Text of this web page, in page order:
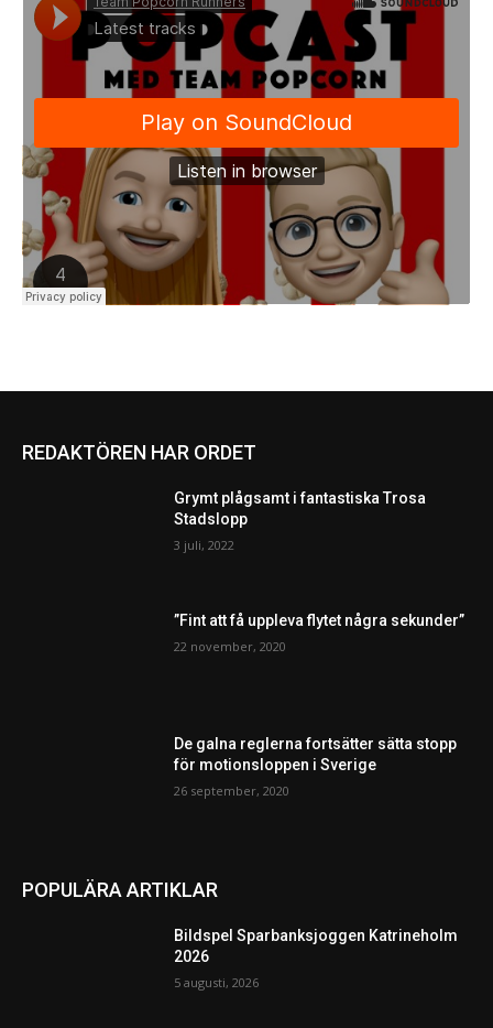
REDAKTÖREN HAR ORDET
Grymt plågsamt i fantastiska Trosa
Stadslopp
3 juli, 2022
”Fint att få uppleva flytet några sekunder”
22 november, 2020
De galna reglerna fortsätter sätta stopp
för motionsloppen i Sverige
26 september, 2020
POPULÄRA ARTIKLAR
Bildspel Sparbanksjoggen Katrineholm
2026
5 augusti, 2026